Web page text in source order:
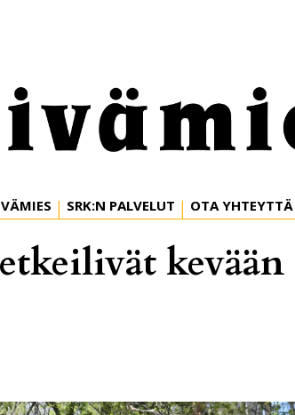
SRK:N PALVELUT OTA YHTEYTTÄ
kevään